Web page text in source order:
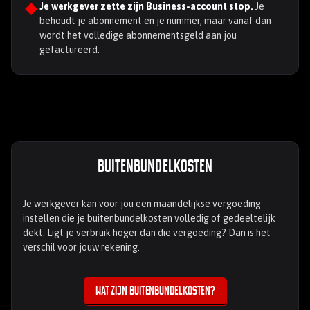
Je werkgever zette zijn Business-account stop. Je
behoudt je abonnement en je nummer, maar vanaf dan
wordt het volledige abonnementsgeld aan jou
gefactureerd.
Buitenbundelkosten
Je werkgever kan voor jou een maandelijkse vergoeding
instellen die je buitenbundelkosten volledig of gedeeltelijk
dekt. Ligt je verbruik hoger dan die vergoeding? Dan is het
verschil voor jouw rekening.
Wat zijn buitenbundelkosten?